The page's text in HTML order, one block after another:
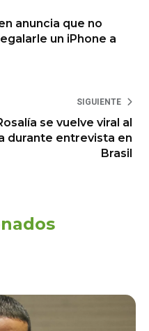
anuncia que no
un iPhone a
SIGUIENTE
se vuelve viral al
durante entrevista en
Brasil